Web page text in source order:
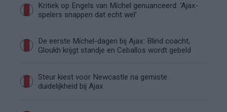
Kritiek op Engels van Míchel genuanceerd: ‘Ajax-
spelers snappen dat echt wel’
De eerste Míchel-dagen bij Ajax: Blind coacht,
Gloukh krijgt standje en Ceballos wordt gebeld
Steur kiest voor Newcastle na gemiste
duidelijkheid bij Ajax